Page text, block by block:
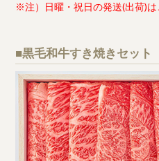
※注）日曜・祝日の発送(出荷)は
■黒毛和牛すき焼きセット